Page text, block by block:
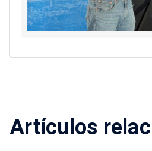
Artículos